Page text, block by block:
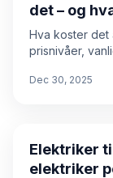
det – og
Hva koster det
prisnivåer,
bestille
Dec 30, 2025
Elektriker
elektriker